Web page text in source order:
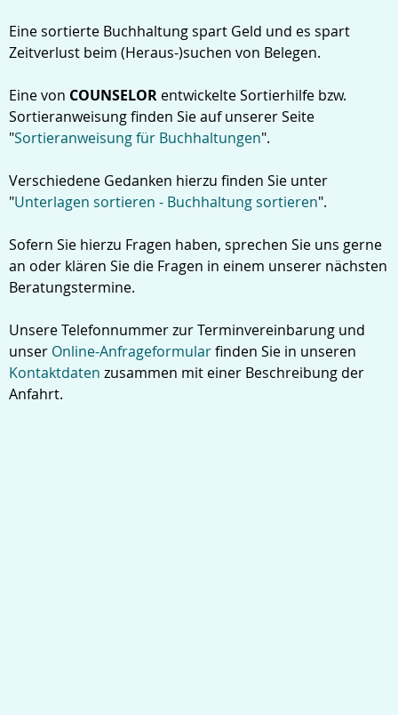
Eine sortierte Buchhaltung spart Geld und es spart
Zeitverlust beim (Heraus-)suchen von Belegen.
Eine von COUNSELOR entwickelte Sortierhilfe bzw.
Sortieranweisung finden Sie auf unserer Seite
"Sortieranweisung für Buchhaltungen".
Verschiedene Gedanken hierzu finden Sie unter
"Unterlagen sortieren - Buchhaltung sortieren".
Sofern Sie hierzu Fragen haben, sprechen Sie uns gerne
an oder klären Sie die Fragen in einem unserer nächsten
Beratungstermine.
Unsere Telefonnummer zur Terminvereinbarung und
unser Online-Anfrageformularfinden Sie in unseren
Kontaktdaten zusammen mit einer Beschreibung der
Anfahrt.